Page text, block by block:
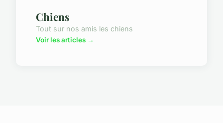
Chiens
Tout sur nos amis les chiens
Voir les articles →